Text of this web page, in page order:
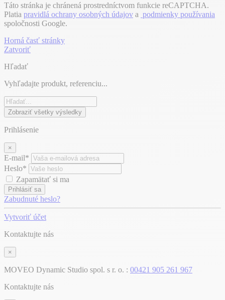
Táto stránka je chránená prostredníctvom funkcie reCAPTCHA.
Platia pravidlá ochrany osobných údajov a podmienky používania
spoločnosti Google.
Horná časť stránky
Zatvoriť
Hľadať
Vyhľadajte produkt, referenciu...
Zobraziť všetky výsledky
Prihlásenie
×
E-mail*
Heslo*
Zapamätať si ma
Prihlásiť sa
Zabudnuté heslo?
Vytvoriť účet
Kontaktujte nás
×
MOVEO Dynamic Studio spol. s r. o. : 00421 905 261 967
Kontaktujte nás